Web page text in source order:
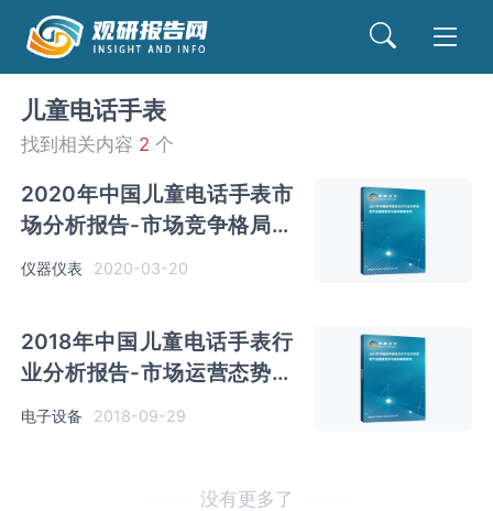
儿童电话手表
找到相关内容 2 个
2020年中国儿童电话手表市
场分析报告-市场竞争格局与
发展趋势研究
仪器仪表 2020-03-20
2018年中国儿童电话手表行
业分析报告-市场运营态势与
投资前景研究
电子设备 2018-09-29
没有更多了